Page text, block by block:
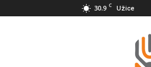
30.9 C Užice